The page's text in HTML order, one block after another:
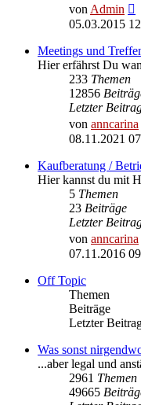
vonAdmin
05.03.2015
Meetings und
Hier erfährst Du
233 Themen
12856
Letzter
von anncarina
08.11.2021
Kaufberatung /
Hier kannst du mit
5 Themen
23 Beiträge
Letzter
von anncarina
07.11.2016
Off Topic
Themen
Beiträge
Letzter
Was sonst
...aber legal und
2961 Themen
49665